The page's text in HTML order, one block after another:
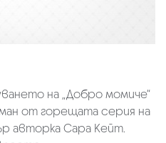
на „Добро момиче“
от горещата серия на
авторка Сара Кейт.